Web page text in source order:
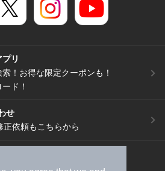
リ
！お得な限定クーポンも！
ド！
せ
依頼もこちらから